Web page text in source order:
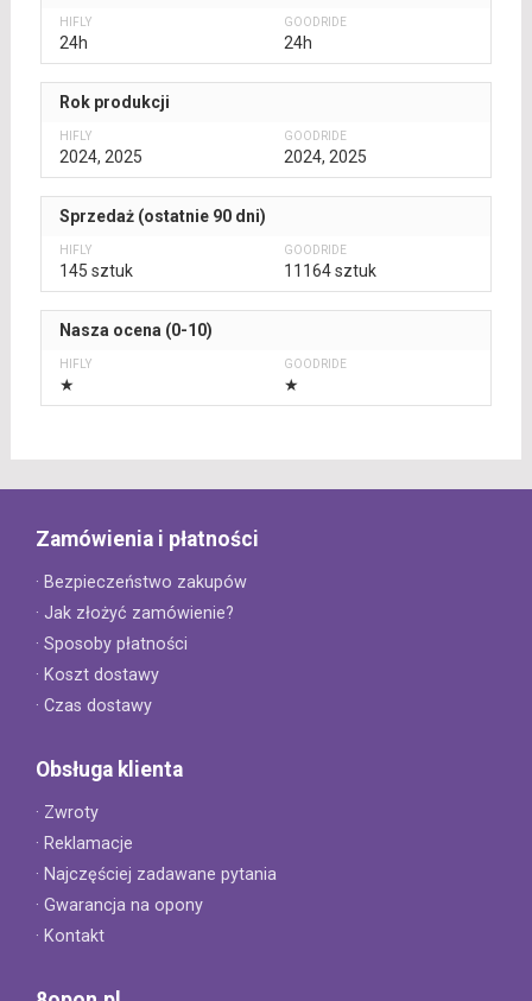
24h 24h
Rok produkcji
2024, 2025 2024, 2025
Sprzedaż (ostatnie 90 dni)
145 sztuk 11164 sztuk
Nasza ocena (0-10)
★ ★
Zamówienia i płatności
· Bezpieczeństwo zakupów
· Jak złożyć zamówienie?
· Sposoby płatności
· Koszt dostawy
· Czas dostawy
Obsługa klienta
· Zwroty
· Reklamacje
· Najczęściej zadawane pytania
· Gwarancja na opony
· Kontakt